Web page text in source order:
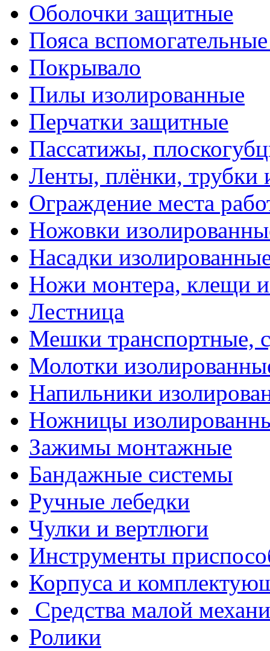
Оболочки защитные
Пояса
Покрывало
Пилы изолированные
Перчатки защитные
Пассатижы,
Ленты, плёнки, трубки
Ограждение места
Ножовки
Насадки
Ножи монтера, клещи
Лестница
Мешки транспортные,
Молотки
Напильники
Ножницы
Зажимы монтажные
Бандажные системы
Ручные лебедки
Чулки и вертлюги
Инструменты
Корпуса и
Средства малой
Ролики